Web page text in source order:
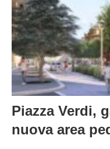
Piazza Verdi,
nuova area